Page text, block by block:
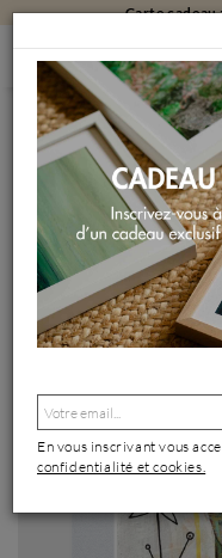
Carte cadeau:
PEINTURES PEINTURES
HEIANA ESPÉRANZA
Peinture Heiana
Portraits Bois Acrylique
En vous inscrivant vous
confidentialité et cookies.